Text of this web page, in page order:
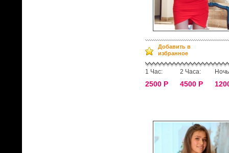
Добавить в
избранное
1 Час:
2500 Р
2 Часа:
4500 Р